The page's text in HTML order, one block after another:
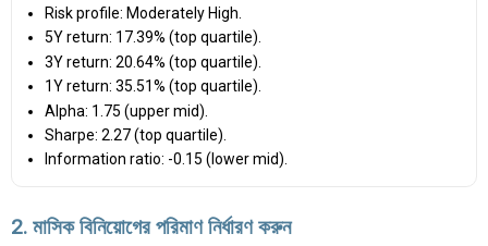
Risk profile: Moderately High.
5Y return: 17.39% (top quartile).
3Y return: 20.64% (top quartile).
1Y return: 35.51% (top quartile).
Alpha: 1.75 (upper mid).
Sharpe: 2.27 (top quartile).
Information ratio: -0.15 (lower mid).
2. মাসিক বিনিয়োগের পরিমাণ নির্ধারণ করুন